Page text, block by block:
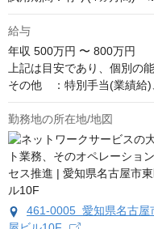
給与
年収 500万円 〜 800万円
上記は目安であり、個別の
その他　：特別手当(業績給
勤務地の所在地/地図
461-0005 愛知県名古屋